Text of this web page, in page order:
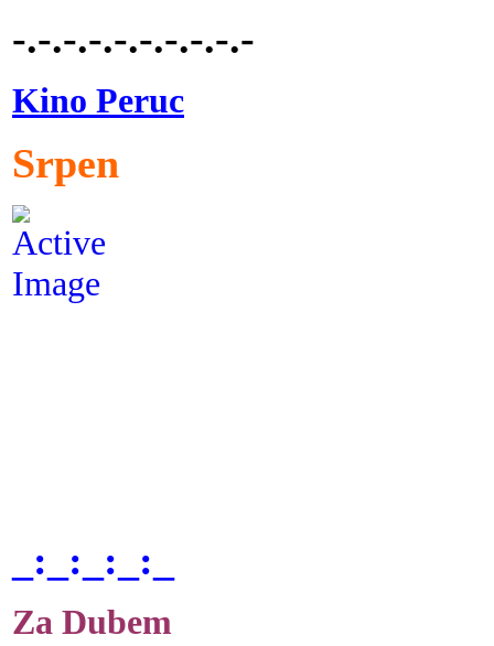
-.-.-.-.-.-.-.-.-.-
Kino Peruc
Srpen
_:_:_:_:_
Za Dubem